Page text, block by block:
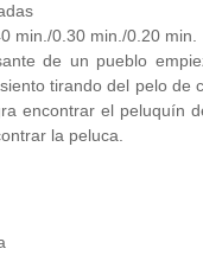
min./0.30 min./0.20 min.
de un pueblo
tirando del pelo de
encontrar el peluquín
la peluca.